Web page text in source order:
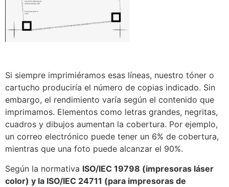
Si siempre imprimiéramos esas líneas, nuestro tóner o
cartucho produciría el número de copias indicado. Sin
embargo, el rendimiento varía según el contenido que
imprimamos. Elementos como letras grandes, negritas,
cuadros y dibujos aumentan la cobertura. Por ejemplo,
un correo electrónico puede tener un 6% de cobertura,
mientras que una foto puede alcanzar el 90%.
Según la normativa ISO/IEC 19798 (impresoras láser
color) y la ISO/IEC 24711 (para impresoras de